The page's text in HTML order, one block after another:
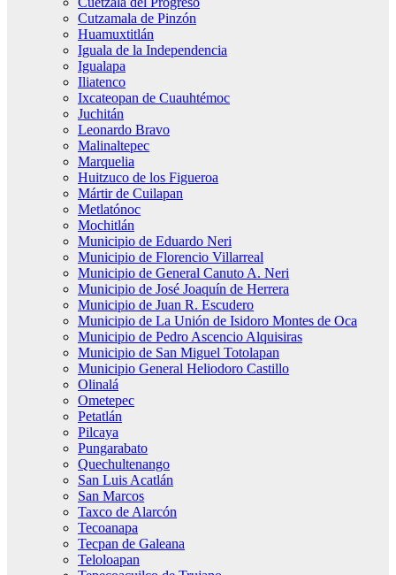
Cutzamala de Pinzón
Huamuxtitlán
Iguala de la Independencia
Igualapa
Iliatenco
Ixcateopan de Cuauhtémoc
Juchitán
Leonardo Bravo
Malinaltepec
Marquelia
Huitzuco de los Figueroa
Mártir de Cuilapan
Metlatónoc
Mochitlán
Municipio de Eduardo Neri
Municipio de Florencio Villarreal
Municipio de General Canuto A. Neri
Municipio de José Joaquín de Herrera
Municipio de Juan R. Escudero
Municipio de La Unión de Isidoro Montes de Oca
Municipio de Pedro Ascencio Alquisiras
Municipio de San Miguel Totolapan
Municipio General Heliodoro Castillo
Olinalá
Ometepec
Petatlán
Pilcaya
Pungarabato
Quechultenango
San Luis Acatlán
San Marcos
Taxco de Alarcón
Tecoanapa
Tecpan de Galeana
Teloloapan